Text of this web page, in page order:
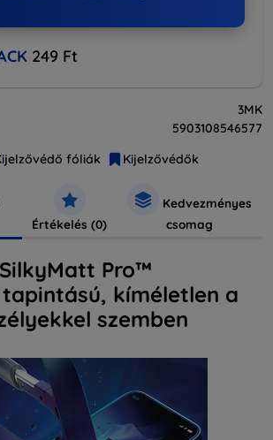
249 Ft
3MK
5903108546577
fóliák Kijelzővédők
Értékelés (0)
Kedvezményes
csomag
SilkyMatt Pro™
tapintású, kíméletlen a
szemben